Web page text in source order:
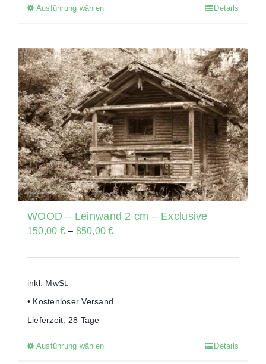
Ausführung wählenDieses
mehrere
Varianten
auf.
Die
Optionen
können
auf
der
Produktseite
gewählt
werden
Details
WOOD – Leinwand 2 cm – Exclusive
150,00 €– 850,00€
inkl. MwSt.
• Kostenloser Versand
Lieferzeit: 28 Tage
Ausführung wählenDieses
Details